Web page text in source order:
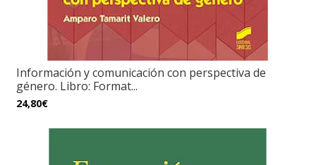
Información y comunicación con perspectiva de
género. Libro: Format...
24,80€